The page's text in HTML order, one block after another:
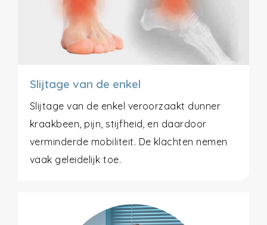
Slijtage van de enkel
Slijtage van de enkel veroorzaakt dunner
kraakbeen, pijn, stijfheid, en daardoor
verminderde mobiliteit. De klachten nemen
vaak geleidelijk toe.